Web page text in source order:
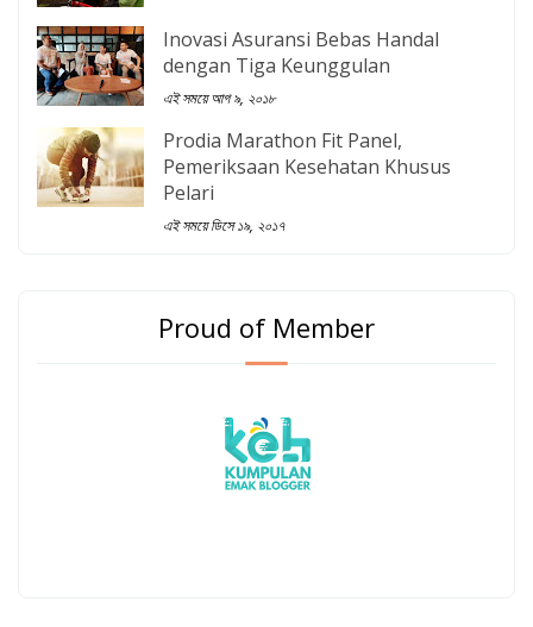
Inovasi Asuransi Bebas Handal
dengan Tiga Keunggulan
এই সময়ে আগ ৯, ২০১৮
Prodia Marathon Fit Panel,
Pemeriksaan Kesehatan Khusus
Pelari
এই সময়ে ডিসে ১৯, ২০১৭
Proud of Member